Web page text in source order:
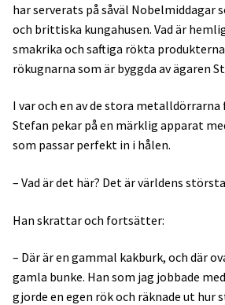
har serverats på såväl Nobelmiddagar
och brittiska kungahusen. Vad är
smakrika och saftiga rökta
rökugnarna som är byggda av ägaren
I var och en av de stora
Stefan pekar på en märklig apparat
som passar perfekt in i hålen.
– Vad är det här? Det är världens
Han skrattar och fortsätter:
– Där är en gammal kakburk, och där
gamla bunke. Han som jag jobbade
gjorde en egen rök och räknade ut hur